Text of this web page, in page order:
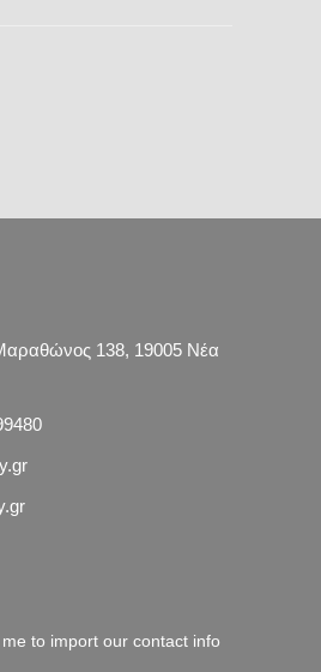
138, 19005 Νέα
to import our contact info